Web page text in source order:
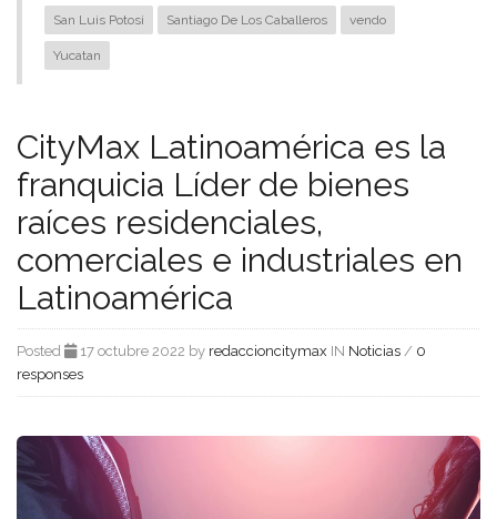
San Luis Potosi Santiago De Los Caballeros vendo
Yucatan
CityMax Latinoamérica es la
franquicia Líder de bienes
raíces residenciales,
comerciales e industriales en
Latinoamérica
Posted 17 octubre 2022 by redaccioncitymax IN Noticias / 0
responses